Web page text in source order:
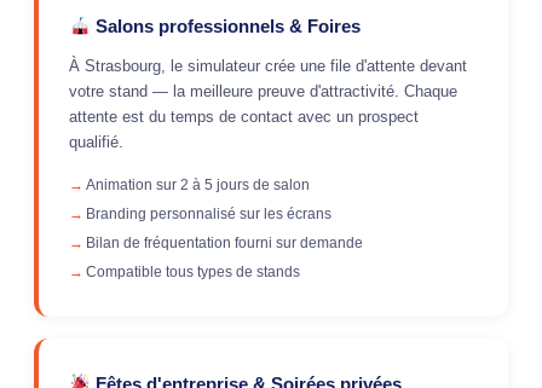
Salons professionnels & Foires
À Strasbourg, le simulateur crée une file d'attente devant
votre stand — la meilleure preuve d'attractivité. Chaque
attente est du temps de contact avec un prospect
qualifié.
Animation sur 2 à 5 jours de salon
Branding personnalisé sur les écrans
Bilan de fréquentation fourni sur demande
Compatible tous types de stands
Fêtes d'entreprise & Soirées privées